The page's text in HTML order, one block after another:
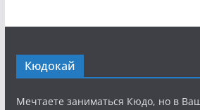
Кюдокай
Мечтаете заниматься Кюдо, но в